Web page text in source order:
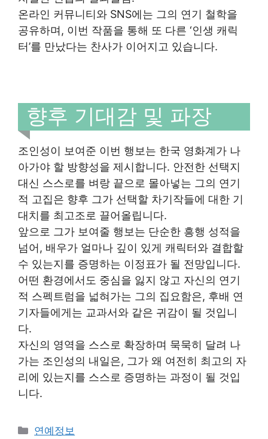
온라인 커뮤니티와 SNS에는 그의 연기 철학을
공유하며, 이번 작품을 통해 또 다른 ‘인생 캐릭
터’를 만났다는 찬사가 이어지고 있습니다.
향후 기대감 및 파장
조인성이 보여준 이번 행보는 한국 영화계가 나
아가야 할 방향성을 제시합니다. 안전한 선택지
대신 스스로를 벼랑 끝으로 몰아넣는 그의 연기
적 고집은 향후 그가 선택할 차기작들에 대한 기
대치를 최고조로 끌어올립니다.
앞으로 그가 보여줄 행보는 단순한 흥행 성적을
넘어, 배우가 얼마나 깊이 있게 캐릭터와 결합할
수 있는지를 증명하는 이정표가 될 전망입니다.
어떤 환경에서도 중심을 잃지 않고 자신의 연기
적 스펙트럼을 넓혀가는 그의 집요함은, 후배 연
기자들에게는 교과서와 같은 귀감이 될 것입니
다.
자신의 영역을 스스로 확장하며 묵묵히 달려 나
가는 조인성의 내일은, 그가 왜 여전히 최고의 자
리에 있는지를 스스로 증명하는 과정이 될 것입
니다.
Categories
연예정보